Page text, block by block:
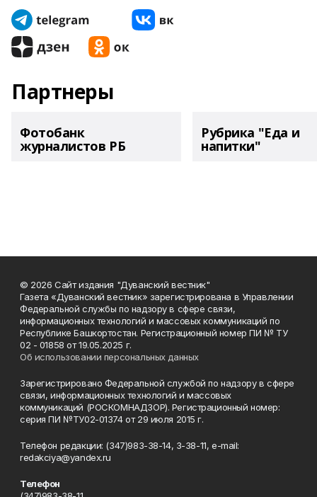
Партнеры
Фотобанк
журналистов РБ
Рубрика "Еда и
напитки"
© 2026 Сайт издания "Дуванский вестник"
Газета «Дуванский вестник» зарегистрирована в Управлении
Федеральной службы по надзору в сфере связи,
информационных технологий и массовых коммуникаций по
Республике Башкортостан. Регистрационный номер ПИ № ТУ
02 - 01858 от 19.05.2025 г.
Об использовании персональных данных
Зарегистрировано Федеральной службой по надзору в сфере
связи, информационных технологий и массовых
коммуникаций (РОСКОМНАДЗОР). Регистрационный номер:
серия ПИ №ТУ02-01374 от 29 июля 2015 г.
Телефон редакции: (347)983-38-14, 3-38-11, e-mail:
redakciya@yandex.ru
Телефон